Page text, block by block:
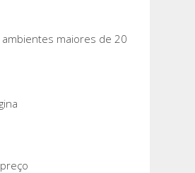
ambientes maiores de 20